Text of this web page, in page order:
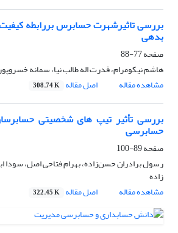
بررسی تاثیرشهرت حسابرس بررابطه
بدهی
صفحه77-88
هاشم نیکومرام، قدرت اله طالب نیا، سمانه
مشاهده مقاله
اصل مقاله 308.74 K
بررسی تأثیر تیپ های شخصیتی
حسابرسی
صفحه89-100
رسول برادران حسن‌زاده، بهرام فتاحی اصل، سودا
زاده
مشاهده مقاله
اصل مقاله 322.45 K